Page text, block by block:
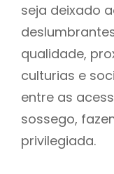
seja deixado
qualidade,
culturias e
entre as
sossego,
privilegiada.